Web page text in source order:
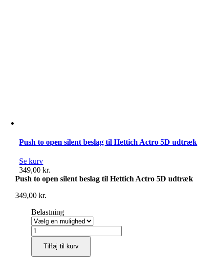
Push to open silent beslag til Hettich Actro 5D udtræk
Se kurv
349,00kr.
Push to open silent beslag til Hettich Actro 5D udtræk
349,00kr.
Belastning
Push
to
open
silent
Tilføj til kurv